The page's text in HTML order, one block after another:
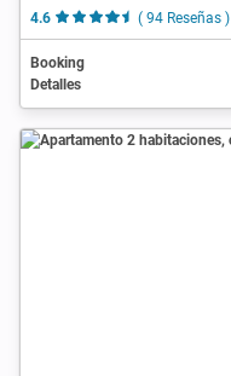
4.6
( 94 Reseñas )
Booking
Detalles